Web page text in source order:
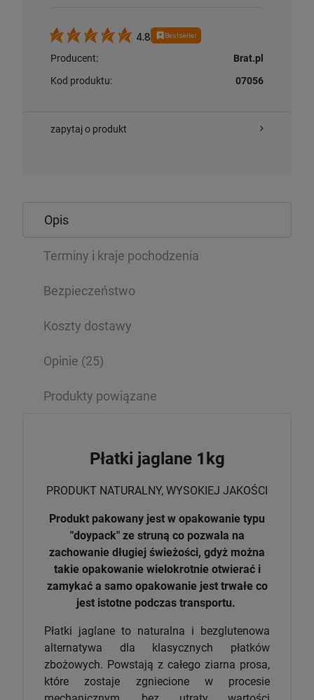
4.8 Bestseller
Producent:
Brat.pl
Kod produktu:
07056
zapytaj o produkt
Opis
Terminy i kraje pochodzenia
Bezpieczeństwo
Koszty dostawy
Opinie (25)
Produkty powiązane
Płatki jaglane 1kg
PRODUKT NATURALNY, WYSOKIEJ JAKOŚCI
Produkt pakowany jest w opakowanie typu
"doypack" ze struną co pozwala na
zachowanie długiej świeżości, gdyż można
takie opakowanie wielokrotnie otwierać i
zamykać a samo opakowanie jest trwałe co
jest istotne podczas transportu.
Płatki jaglane to naturalna i bezglutenowa
alternatywa dla klasycznych płatków
zbożowych. Powstają z całego ziarna prosa,
które zostaje zgniecione w procesie